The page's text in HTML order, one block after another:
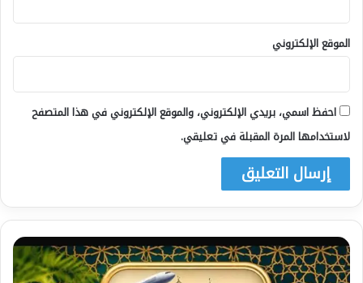
الموقع الإلكتروني
احفظ اسمي، بريدي الإلكتروني، والموقع الإلكتروني في هذا المتصفح
لاستخدامها المرة المقبلة في تعليقي.